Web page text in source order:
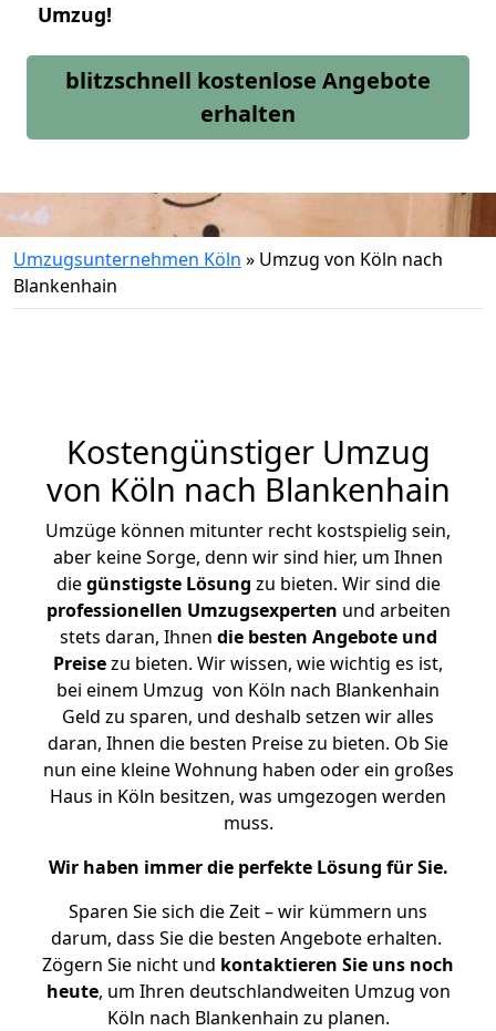
Umzug!
blitzschnell kostenlose Angebote
erhalten
Umzugsunternehmen Köln » Umzug von Köln nach
Blankenhain
Kostengünstiger Umzug
von Köln nach Blankenhain
Umzüge können mitunter recht kostspielig sein,
aber keine Sorge, denn wir sind hier, um Ihnen
diegünstigste Lösung zu bieten. Wir sind die
professionellen Umzugsexperten und arbeiten
stets daran, Ihnen die besten Angebote und
Preisezu bieten. Wir wissen, wie wichtig es ist,
bei einem Umzug von Köln nach Blankenhain
Geld zu sparen, und deshalb setzen wir alles
daran, Ihnen die besten Preise zu bieten. Ob Sie
nun eine kleine Wohnung haben oder ein großes
Haus in Köln besitzen, was umgezogen werden
muss.
Wir haben immer die perfekte Lösung für Sie.
Sparen Sie sich die Zeit – wir kümmern uns
darum, dass Sie die besten Angebote erhalten.
Zögern Sie nicht und kontaktieren Sie uns noch
heute, um Ihren deutschlandweiten Umzug von
Köln nach Blankenhain zu planen.